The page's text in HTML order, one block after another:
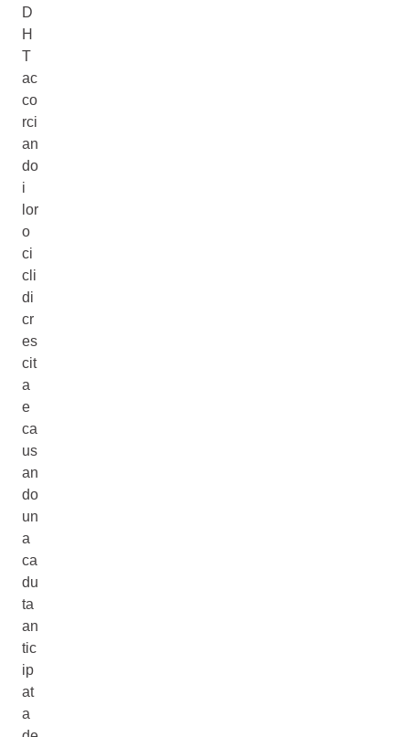
D
H
T
ac
co
rci
an
do
i
lor
o
ci
cli
di
cr
es
cit
a
e
ca
us
an
do
un
a
ca
du
ta
an
tic
ip
at
a